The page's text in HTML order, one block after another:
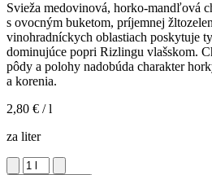
Svieža medovinová, horko-mandľová
s ovocným buketom, príjemnej
vinohradníckych oblastiach poskytuje
dominujúce popri Rizlingu vlašskom.
pôdy a polohy nadobúda charakter
a korenia.
2,80 € / l
za liter